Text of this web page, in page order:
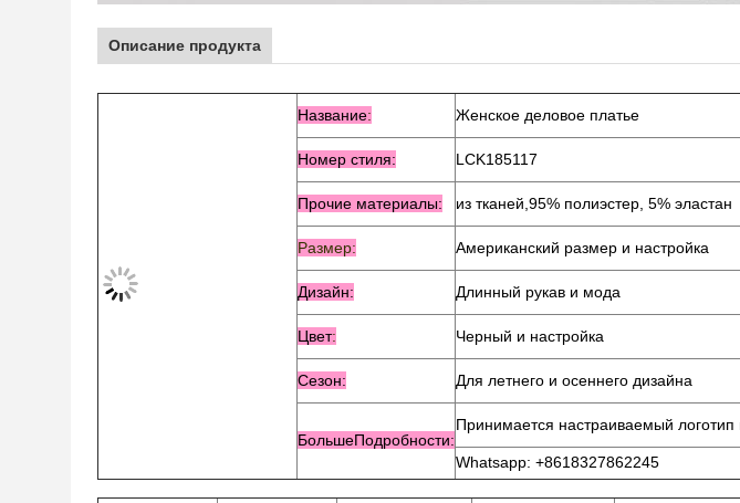
Описание продукта
Название: Женское деловое платье
Номер стиля: LCK185117
Прочие материалы: из тканей, 95% полиэстер, 5% эластан
Размер: Американский размер и настройка
Дизайн: Длинный рукав и мода
Цвет: Черный и настройка
Сезон: Для летнего и осеннего дизайна
БольшеПодробности:
Принимается настраиваемый логотип
Whatsapp: +8618327862245